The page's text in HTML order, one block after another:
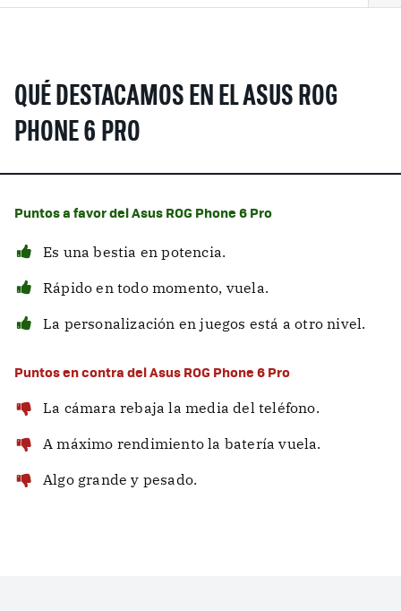
QUÉ DESTACAMOS EN EL ASUS ROG
PHONE 6 PRO
Puntos a favor del Asus ROG Phone 6 Pro
Es una bestia en potencia.
Rápido en todo momento, vuela.
La personalización en juegos está a otro nivel.
Puntos en contra del Asus ROG Phone 6 Pro
La cámara rebaja la media del teléfono.
A máximo rendimiento la batería vuela.
Algo grande y pesado.